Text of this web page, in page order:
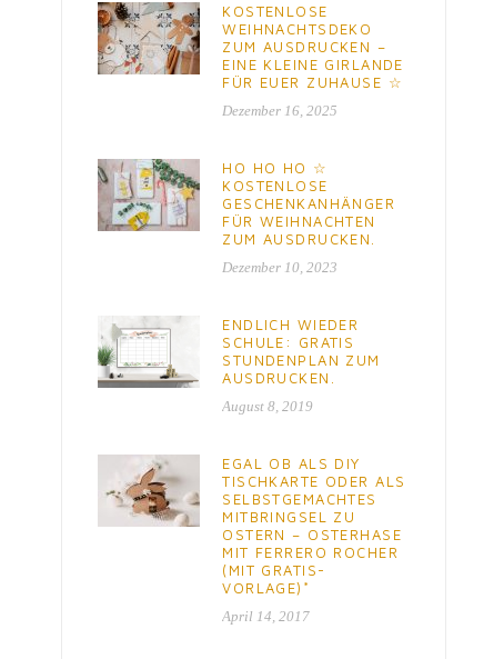
KOSTENLOSE
WEIHNACHTSDEKO
ZUM AUSDRUCKEN –
EINE KLEINE GIRLANDE
FÜR EUER ZUHAUSE ☆
Dezember 16, 2025
HO HO HO ☆
KOSTENLOSE
GESCHENKANHÄNGER
FÜR WEIHNACHTEN
ZUM AUSDRUCKEN.
Dezember 10, 2023
ENDLICH WIEDER
SCHULE: GRATIS
STUNDENPLAN ZUM
AUSDRUCKEN.
August 8, 2019
EGAL OB ALS DIY
TISCHKARTE ODER ALS
SELBSTGEMACHTES
MITBRINGSEL ZU
OSTERN – OSTERHASE
MIT FERRERO ROCHER
(MIT GRATIS-
VORLAGE)*
April 14, 2017